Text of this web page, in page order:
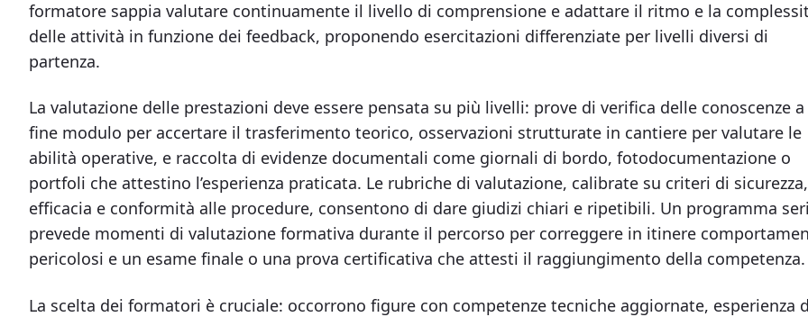
formatore sappia valutare continuamente il livello di comprensione e adattare il ritmo e la
delle attività in funzione dei feedback, proponendo esercitazioni differenziate per livelli diversi di
partenza.
La valutazione delle prestazioni deve essere pensata su più livelli: prove di verifica delle conoscenze a
fine modulo per accertare il trasferimento teorico, osservazioni strutturate in cantiere per valutare le
abilità operative, e raccolta di evidenze documentali come giornali di bordo, fotodocumentazione o
portfoli che attestino l’esperienza praticata. Le rubriche di valutazione, calibrate su criteri di sicurezza,
efficacia e conformità alle procedure, consentono di dare giudizi chiari e ripetibili. Un programma
prevede momenti di valutazione formativa durante il percorso per correggere in itinere
pericolosi e un esame finale o una prova certificativa che attesti il raggiungimento della competenza.
La scelta dei formatori è cruciale: occorrono figure con competenze tecniche aggiornate, esperienza